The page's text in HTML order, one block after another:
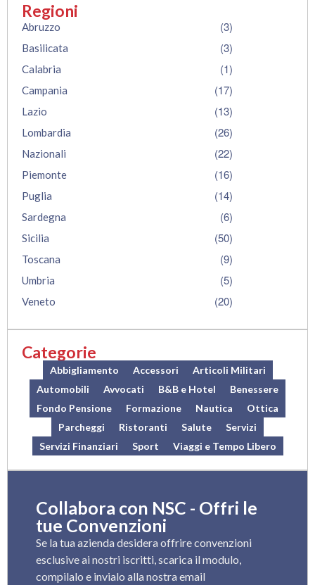
Regioni
Abruzzo (3)
Basilicata (3)
Calabria (1)
Campania (17)
Lazio (13)
Lombardia (26)
Nazionali (22)
Piemonte (16)
Puglia (14)
Sardegna (6)
Sicilia (50)
Toscana (9)
Umbria (5)
Veneto (20)
Categorie
Abbigliamento Accessori
Articoli Militari
Automobili
Avvocati B&B e Hotel
Benessere
Fondo Pensione
Formazione Nautica
Ottica
Parcheggi
Ristoranti Salute
Servizi
Servizi Finanziari
Sport Viaggi e Tempo Libero
Collabora con NSC - Offri le
tue Convenzioni
Se la tua azienda desidera offrire convenzioni
esclusive ai nostri iscritti, scarica il modulo,
compilalo e invialo alla nostra email